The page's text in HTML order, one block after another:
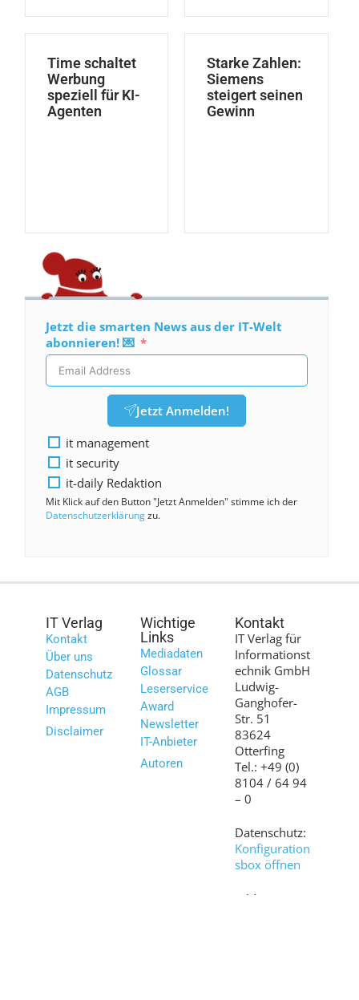
Time schaltet
Werbung
speziell für KI-
Agenten
Starke Zahlen:
Siemens
steigert seinen
Gewinn
Jetzt die smarten News aus der IT-Welt
abonnieren! 💌
Jetzt Anmelden!
it management
it security
it-daily Redaktion
Mit Klick auf den Button "Jetzt Anmelden" stimme ich der
Datenschutzerklärungzu.
IT Verlag
Kontakt
Über uns
Datenschutz
AGB
Impressum
Disclaimer
Wichtige
Links
Mediadaten
Glossar
Leserservice
Award
Newsletter
IT-Anbieter
Autoren
Kontakt
IT Verlag für
Informationst
echnik GmbH
Ludwig-
Ganghofer-
Str. 51
83624
Otterfing
Tel.: +49 (0)
8104 / 64 94
– 0
Datenschutz:
Konfiguration
sbox öffnen
Bilder: